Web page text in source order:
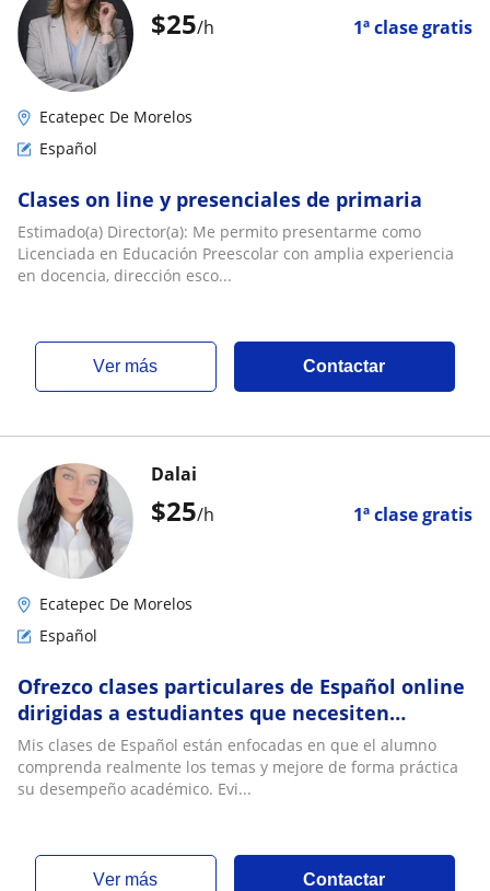
$25/h 1ª clase gratis
Ecatepec De Morelos
Español
Clases on line y presenciales de primaria
Estimado(a) Director(a): Me permito presentarme como
Licenciada en Educación Preescolar con amplia experiencia
en docencia, dirección esco...
ver más Contactar
$25/h 1ª clase gratis
Dalai
Ecatepec De Morelos
Español
Ofrezco clases particulares de Español online
dirigidas a estudiantes que necesiten
reforzar sus conocimientos
Mis clases de Español están enfocadas en que el alumno
comprenda realmente los temas y mejore de forma práctica
su desempeño académico. Evi...
ver más Contactar